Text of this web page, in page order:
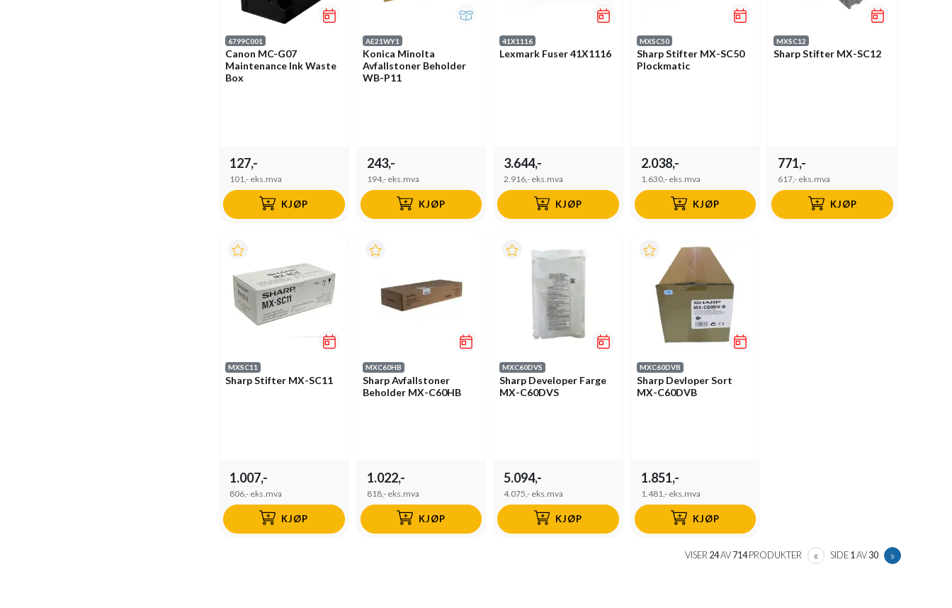
6799C001
Canon MC-G07
Maintenance Ink Waste
Box
127,-
101,- eks.mva
KJØP
AE21WY1
Konica Minolta
Avfallstoner Beholder
WB-P11
243,-
194,- eks.mva
KJØP
41X1116
Lexmark Fuser 41X1116
3.644,-
2.916,- eks.mva
KJØP
MXSC50
Sharp Stifter MX-SC50
Plockmatic
2.038,-
1.630,- eks.mva
KJØP
MXSC12
Sharp Stifter MX-SC12
771,-
617,- eks.mva
KJØP
MXSC11
Sharp Stifter MX-SC11
1.007,-
806,- eks.mva
KJØP
MXC60HB
Sharp Avfallstoner
Beholder MX-C60HB
1.022,-
818,- eks.mva
KJØP
MXC60DVS
Sharp Developer Farge
MX-C60DVS
5.094,-
4.075,- eks.mva
KJØP
MXC60DVB
Sharp Devloper Sort
MX-C60DVB
1.851,-
1.481,- eks.mva
KJØP
VISER24AV714PRODUKTER «PREVIOUS
SIDE1AV30 »NEXT